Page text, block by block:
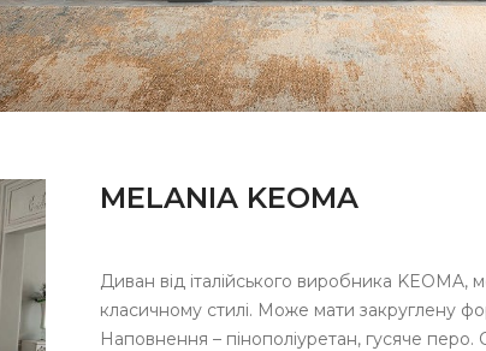
MELANIA KEOMA
Диван від італійського виробника
класичному стилі. Може мати закруглену
Наповнення – пінополіуретан, гусяче